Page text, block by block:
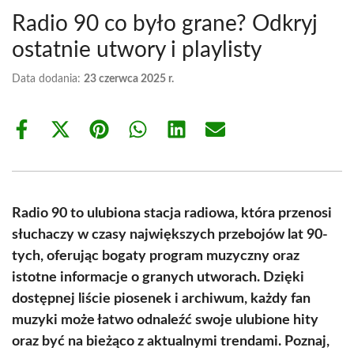
Radio 90 co było grane? Odkryj
ostatnie utwory i playlisty
Data dodania: 23 czerwca 2025 r.
Share
Share
(Twitter)
Share Share Share Share
Radio 90 to ulubiona stacja radiowa, która przenosi
słuchaczy w czasy największych przebojów lat 90-
tych, oferując bogaty program muzyczny oraz
istotne informacje o granych utworach. Dzięki
dostępnej liście piosenek i archiwum, każdy fan
muzyki może łatwo odnaleźć swoje ulubione hity
oraz być na bieżąco z aktualnymi trendami. Poznaj,